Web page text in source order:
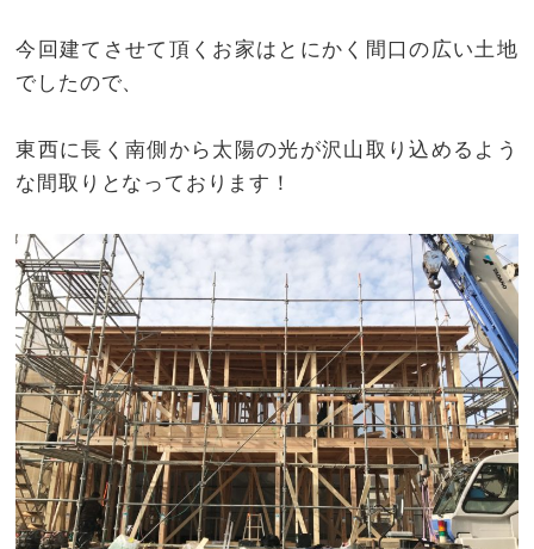
今回建てさせて頂くお家はとにかく間口の広い土地
でしたので、
東西に長く南側から太陽の光が沢山取り込めるよう
な間取りとなっております！